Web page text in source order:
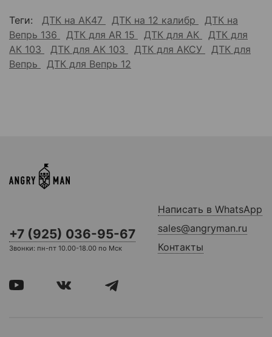
Теги: ДТК на АК47 ДТК на 12 калибр
ДТК на
Вепрь 136
ДТК для AR 15 ДТК для АК
ДТК для
АК 103
ДТК для АК 103 ДТК для АКСУ
ДТК для
Вепрь
ДТК для Вепрь 12
+7 (925) 036-95-67
Звонки: пн-пт 10.00-18.00 по Мск
Написать в WhatsApp
sales@angryman.ru
Контакты